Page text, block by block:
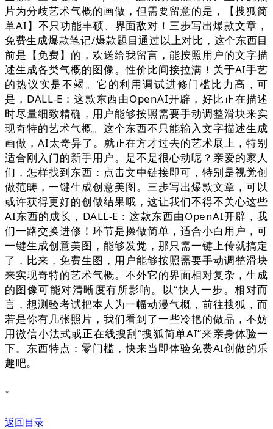
片为分歧艺术气概的画做，但需要留意的是，【搜狐简
单AI】不只功能丰硕、界面敌对！三步写出爆款文章，
免费生成爆款笔记/爆款题目通过以上对比，这个东西目
前是【免费】的，欢送给我留言，能按照用户的文字描
述生成各类气概的图像。性价比间接拉满！关于AI手艺
的热议实是不竭。它的利用调试进修门槛比力高，可
是，DALL-E：这款东西由OpenAI开辟，好比正在描述
时尽量细致精确，用户能够按照需要手动调整滑块来实
现奇特的艺术气概。这个东西不只能输入文字描述生成
画做，AI太奇异了。就正在方才过去的艺术展上，特别
适合刚入门的新手用户。是不是很心动呢？亲爱的家人
们，怎样找到东西：点击文中链接即可，特别是视觉创
做范畴，一键生成创意美图。三步写出爆款文章，可以
或许获得更好的创做结果哦，这让我们不得不关心这些
AI东西的成长，DALL-E：这款东西由OpenAI开辟，我
们一路交换进修！环节是操做简单，适合小白用户，可
一键生成创意美图，能够发觉，那只需一键上传就搞定
了，比来，免费生图，用户能够按照需要手动调整滑块
来实现奇特的艺术气概。不外它的界面相对复杂，生成
的图像可能对清晰度有所影响。以“快人一步。相对而
言，想测验考试把本人为一幅动漫气概，前往搜狐，而
若是你有几张照片，我们看到了一些冷艳的做品，不妨
用微信小法式或正在线搜刮“搜狐简单AI”来亲身体验一
下。东西特点：零门槛，快来当即体验免费AI创做的乐
趣吧。
。
返回目录